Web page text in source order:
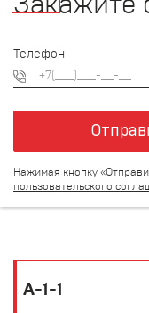
Закажите
Телефон
Нажимая кнопку
пользовательского
А-1-1